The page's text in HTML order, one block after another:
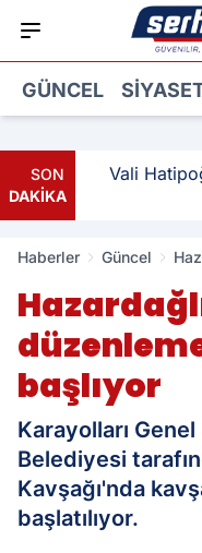
GÜNCEL
SON
DAKİKA
Vali
Haberler Güncel
başlıyor
Karayolları
Belediyesi
Kavşağı'nda
başlatılıyor.